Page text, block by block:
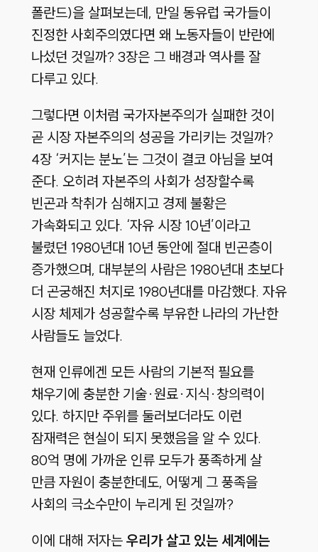
폴란드)을 살펴보는데, 만일 동유럽 국가들이
진정한 사회주의였다면 왜 노동자들이 반란에
나섰던 것일까? 3장은 그 배경과 역사를 잘
다루고 있다.
그렇다면 이처럼 국가자본주의가 실패한 것이
곧 시장 자본주의의 성공을 가리키는 것일까?
4장 ‘커지는 분노’는 그것이 결코 아님을 보여
준다. 오히려 자본주의 사회가 성장할수록
빈곤과 착취가 심해지고 경제 불황은
가속화되고 있다. ‘자유 시장 10년’이라고
불렸던 1980년대 10년 동안에 절대 빈곤층이
증가했으며, 대부분의 사람은 1980년대 초보다
더 곤궁해진 처지로 1980년대를 마감했다. 자유
시장 체제가 성공할수록 부유한 나라의 가난한
사람들도 늘었다.
현재 인류에겐 모든 사람의 기본적 필요를
채우기에 충분한 기술·원료·지식·창의력이
있다. 하지만 주위를 둘러보더라도 이런
잠재력은 현실이 되지 못했음을 알 수 있다.
80억 명에 가까운 인류 모두가 풍족하게 살
만큼 자원이 충분한데도, 어떻게 그 풍족을
사회의 극소수만이 누리게 된 것일까?
이에 대해 저자는 우리가 살고 있는 세계에는